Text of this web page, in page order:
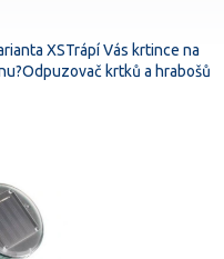
XSTrápí Vás krtince na
krtků a hrabošů